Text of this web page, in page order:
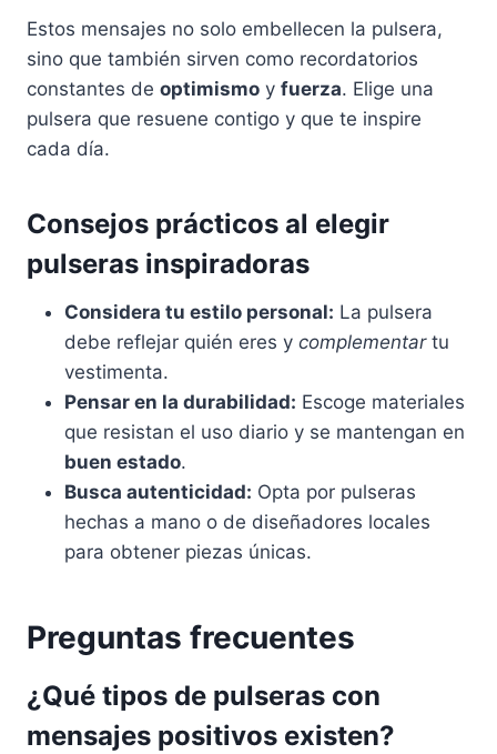
Estos mensajes no solo embellecen la pulsera,
sino que también sirven como recordatorios
constantes de optimismo y fuerza. Elige una
pulsera que resuene contigo y que te inspire
cada día.
Consejos prácticos al elegir
pulseras inspiradoras
Considera tu estilo personal: La pulsera
debe reflejar quién eres y complementartu
vestimenta.
Pensar en la durabilidad: Escoge materiales
que resistan el uso diario y se mantengan en
buen estado.
Busca autenticidad: Opta por pulseras
hechas a mano o de diseñadores locales
para obtener piezas únicas.
Preguntas frecuentes
¿Qué tipos de pulseras con
mensajes positivos existen?